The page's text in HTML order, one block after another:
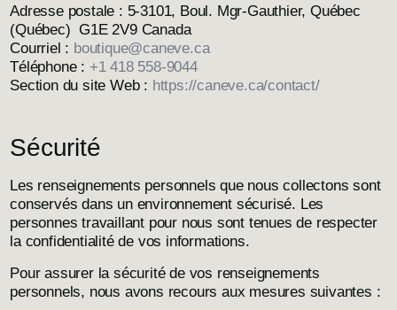
Adresse postale : 5-3101, Boul. Mgr-Gauthier, Québec
(Québec) G1E 2V9 Canada
Courriel : boutique@caneve.ca
Téléphone : +1 418 558-9044
Section du site Web : https://caneve.ca/contact/
Sécurité
Les renseignements personnels que nous collectons sont
conservés dans un environnement sécurisé. Les
personnes travaillant pour nous sont tenues de respecter
la confidentialité de vos informations.
Pour assurer la sécurité de vos renseignements
personnels, nous avons recours aux mesures suivantes :